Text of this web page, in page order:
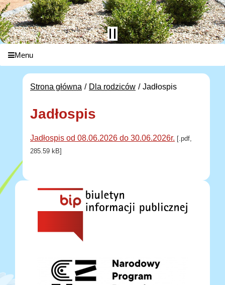
Menu
Strona główna Dla rodziców Jadłospis
Jadłospis
Jadłospis od 08.06.2026 do 30.06.2026r. [.pdf,
285.59 kB]